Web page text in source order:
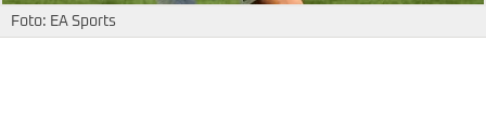
Foto: EA Sports